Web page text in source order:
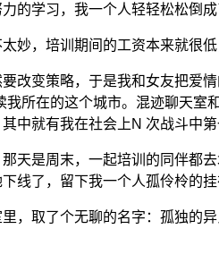
的学习，我一个人轻轻松松倒
妙，培训期间的工资本来就很
改变策略，于是我和女友把爱
我所在的这个城市。混迹聊天室
中就有我在社会上N 次战斗中第
天是周末，一起培训的同伴都
线了，留下我一个人孤伶柃的挂
，取了个无聊的名字：孤独的